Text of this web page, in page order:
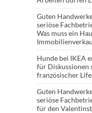
Guten
seriöse
Was muss ein
Hunde bei IKEA
für Diskussionen
französischer
Guten
seriöse
für den